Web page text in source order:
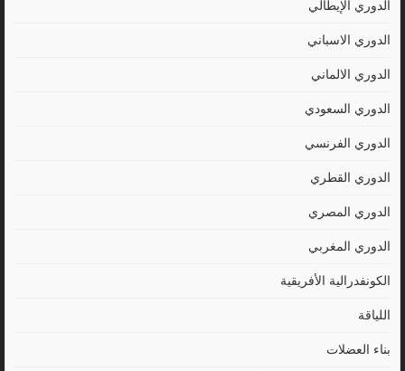
الدوري الإيطالي
الدوري الاسباني
الدوري الالماني
الدوري السعودي
الدوري الفرنسي
الدوري القطري
الدوري المصري
الدوري المغربي
الكونفدرالية الأفريقية
اللياقة
بناء العضلات